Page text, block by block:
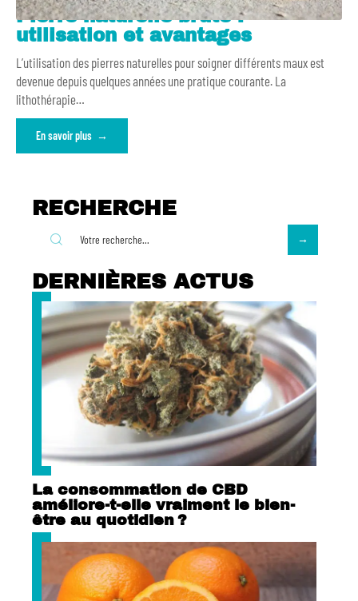
Pierre naturelle brute :
utilisation et avantages
L’utilisation des pierres naturelles pour soigner différents maux est
devenue depuis quelques années une pratique courante. La
lithothérapie…
En savoir plus
RECHERCHE
DERNIÈRES ACTUS
La consommation de CBD
améliore-t-elle vraiment le bien-
être au quotidien ?